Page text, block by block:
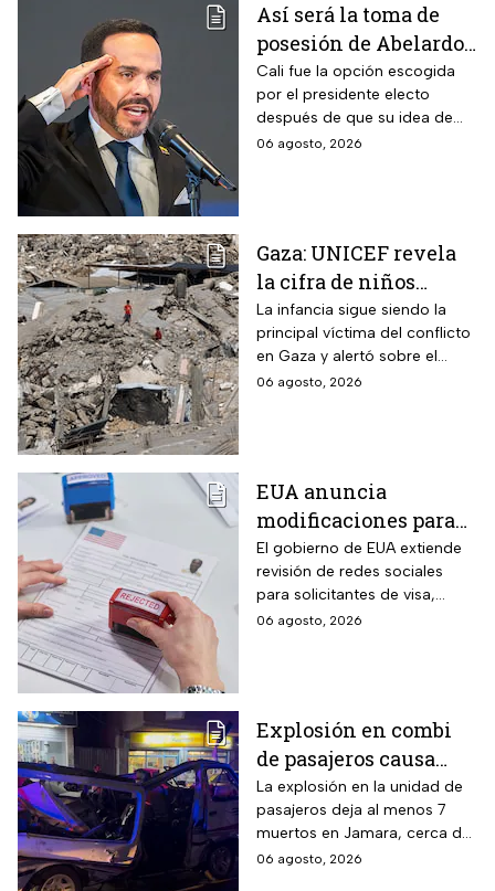
Así será la toma de
posesión de Abelardo
de la Espriella en Cali,
Colombia: fecha, hora
y dónde ver
Cali fue la opción escogida
por el presidente electo
después de que su idea de
hacerlo en una guarnición
06 agosto, 2026
Gaza: UNICEF revela
la cifra de niños
muertos tras alto al
fuego
La infancia sigue siendo la
principal víctima del conflicto
en Gaza y alertó sobre el
aumento de menores
06 agosto, 2026
EUA anuncia
modificaciones para
el trámite de la visa:
mexicanos deberán
cumplir nueva
medida
El gobierno de EUA extiende
revisión de redes sociales
para solicitantes de visa,
incluyendo mexicanos y
06 agosto, 2026
Explosión en combi
de pasajeros causa
terror en las calles de
Jaramana en Damasco
La explosión en la unidad de
pasajeros deja al menos 7
muertos en Jamara, cerca de
Damasco; autoridades
06 agosto, 2026